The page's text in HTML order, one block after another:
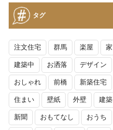
タグ
注文住宅 群馬 楽屋 家
建築中 お洒落 デザイン
おしゃれ 前橋 新築住宅
住まい 壁紙 外壁 建築
新聞 おもてなし おうち